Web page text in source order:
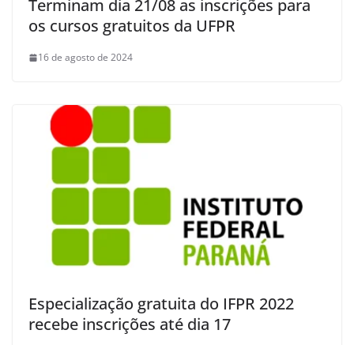
Terminam dia 21/08 as inscrições para
os cursos gratuitos da UFPR
16 de agosto de 2024
Especialização gratuita do IFPR 2022
recebe inscrições até dia 17